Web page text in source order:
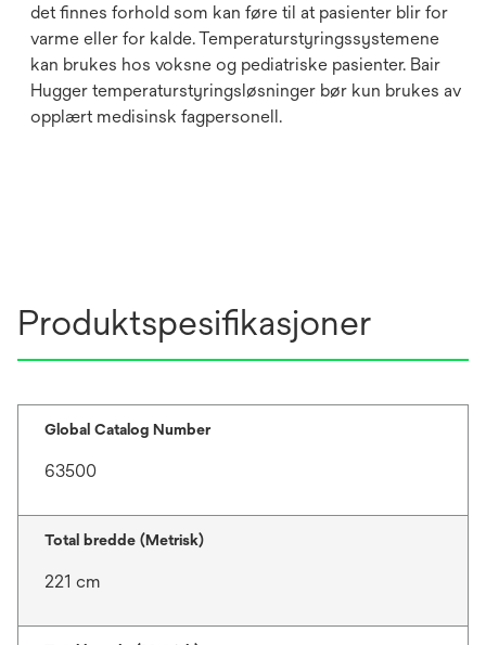
det finnes forhold som kan føre til at pasienter blir for
varme eller for kalde. Temperaturstyringssystemene
kan brukes hos voksne og pediatriske pasienter. Bair
Hugger temperaturstyringsløsninger bør kun brukes av
opplært medisinsk fagpersonell.
Produktspesifikasjoner
Global Catalog Number
63500
Total bredde (Metrisk)
221 cm